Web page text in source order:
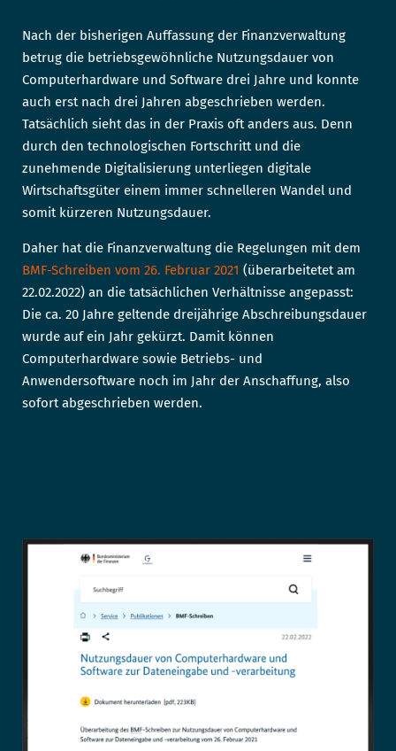
Nach der bisherigen Auffassung der Finanzverwaltung
betrug die betriebsgewöhnliche Nutzungsdauer von
Computerhardware und Software drei Jahre und konnte
auch erst nach drei Jahren abgeschrieben werden.
Tatsächlich sieht das in der Praxis oft anders aus. Denn
durch den technologischen Fortschritt und die
zunehmende Digitalisierung unterliegen digitale
Wirtschaftsgüter einem immer schnelleren Wandel und
somit kürzeren Nutzungsdauer.
Daher hat die Finanzverwaltung die Regelungen mit dem
BMF-Schreiben vom 26. Februar 2021 (überarbeitetet am
22.02.2022) an die tatsächlichen Verhältnisse angepasst:
Die ca. 20 Jahre geltende dreijährige Abschreibungsdauer
wurde auf ein Jahr gekürzt. Damit können
Computerhardware sowie Betriebs- und
Anwendersoftware noch im Jahr der Anschaffung, also
sofort abgeschrieben werden.